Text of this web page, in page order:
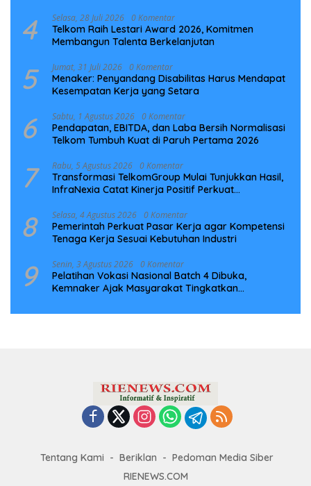
4 Selasa, 28 Juli 2026 0 Komentar
Telkom Raih Lestari Award 2026, Komitmen
Membangun Talenta Berkelanjutan
5 Jumat, 31 Juli 2026 0 Komentar
Menaker: Penyandang Disabilitas Harus Mendapat
Kesempatan Kerja yang Setara
6 Sabtu, 1 Agustus 2026 0 Komentar
Pendapatan, EBITDA, dan Laba Bersih Normalisasi
Telkom Tumbuh Kuat di Paruh Pertama 2026
7 Rabu, 5 Agustus 2026 0 Komentar
Transformasi TelkomGroup Mulai Tunjukkan Hasil,
InfraNexia Catat Kinerja Positif Perkuat
8 Selasa, 4 Agustus 2026 0 Komentar
Pemerintah Perkuat Pasar Kerja agar Kompetensi
Tenaga Kerja Sesuai Kebutuhan Industri
9 Senin, 3 Agustus 2026 0 Komentar
Pelatihan Vokasi Nasional Batch 4 Dibuka,
Kemnaker Ajak Masyarakat Tingkatkan
Tentang Kami Beriklan
Pedoman Media Siber
RIENEWS.COM